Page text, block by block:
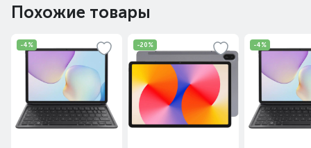
Похожие товары
-4% -20% -4%